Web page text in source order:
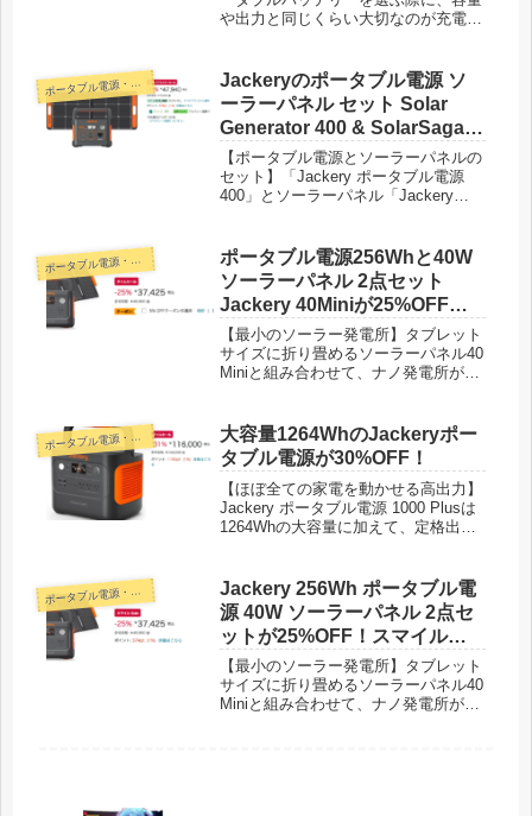
ッテリーマネージメントシステム)に
より電圧や温度を適切に管理し、過充
めました｡安心·安全して長くご使用い
ただけます。
や出力と同じくらい大切なのが充電ス
テクノロジーが採用されており、
RIVER 2 はわずか60分で満充電が可
能です。これは業界平均より5倍速
く、従来のRIVERシリーズより38%高
速です。急に電源が必要なときに
RIVER 2 の充電を忘れていても、AC
コンセントで短時間の間にフル充電さ
れます。また、環境にやさしいソーラ
110Wソーラーパネルとつなげると、
約2.3時間で満充電されます。AC充電
以外に太陽光発電が利用できるため、
災害などでグリッドが遮断された停電
時などでも使用できます。
ポ
ータブル電源・蓄電池
Jackeryのポータブル電源 ソ
ーラーパネル セット Solar
Generator 400 & SolarSaga
100が40%OFF！ブラックフラ
イデー特価47,940円！
【ポータブル電源とソーラーパネルの
セット】「Jackery ポータブル電源
400」とソーラーパネル「Jackery
のほかに災害による停電など電源の確
保が難しい状況でも安心してご使用い
ただけます。また、この２つを組み合
わせれば日中にソーラーパネルで集め
た電気をポータブル電源に蓄電するこ
とで、電気代を減らしながら地球環境
にやさしいエコなライフスタイルを実
現することができます。
ポ
ータブル電源・蓄電池
ポータブル電源256Whと40W
ソーラーパネル 2点セット
Jackery 40Miniが25%OFF！
しかも今なら5% OFFクーポン
付きでタイムセール特価
35,553円！
【最小のソーラー発電所】タブレット
サイズに折り畳めるソーラーパネル40
Miniと組み合わせて、ナノ発電所が完
ポ
ータブル電源・蓄電池
大容量1264WhのJackeryポー
タブル電源が30%OFF！
【ほぼ全ての家電を動かせる高出力】
Jackery ポータブル電源 1000 Plusは
1264Whの大容量に加えて、定格出力
ことができます。合計8ポート（AC3
口、USB4口、シガーソケット1口）が
備わっており、同時に複数の電化製品
に電力を供給することができます。大
人数でのキャンプや連泊キャンプ、車
中泊に加えて、災害時の備えとしても
ご活用いただけます。
ポ
ータブル電源・蓄電池
Jackery 256Wh ポータブル電
源 40W ソーラーパネル 2点セ
ットが25%OFF！スマイル
Sale特価37,425円！
【最小のソーラー発電所】タブレット
サイズに折り畳めるソーラーパネル40
Miniと組み合わせて、ナノ発電所が完